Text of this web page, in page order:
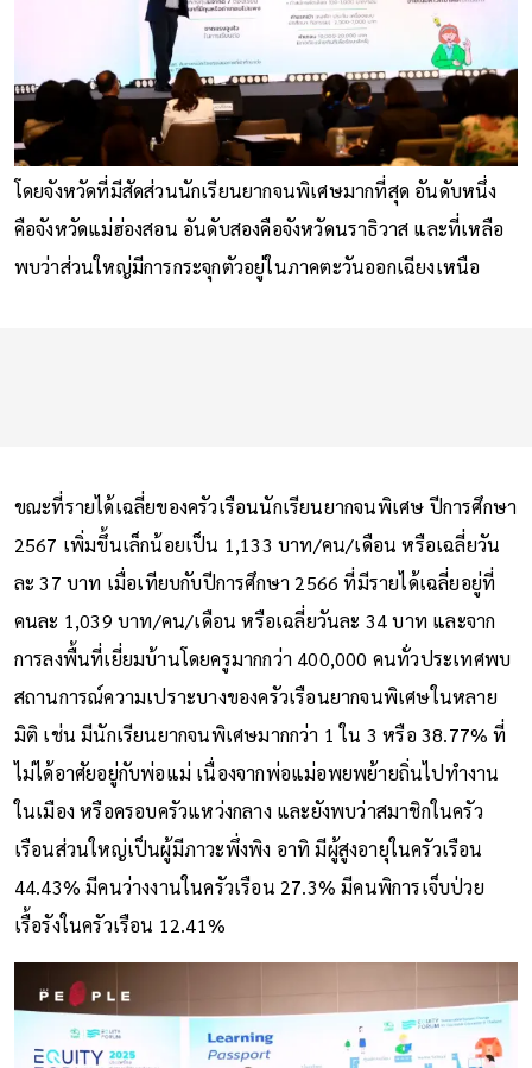
โดยจังหวัดที่มีสัดส่วนนักเรียนยากจนพิเศษมากที่สุด อันดับหนึ่ง
คือจังหวัดแม่ฮ่องสอน อันดับสองคือจังหวัดนราธิวาส และที่เหลือ
พบว่าส่วนใหญ่มีการกระจุกตัวอยู่ในภาคตะวันออกเฉียงเหนือ
ขณะที่รายได้เฉลี่ยของครัวเรือนนักเรียนยากจนพิเศษ ปีการศึกษา
2567 เพิ่มขึ้นเล็กน้อยเป็น 1,133 บาท/คน/เดือน หรือเฉลี่ยวัน
ละ 37 บาท เมื่อเทียบกับปีการศึกษา 2566 ที่มีรายได้เฉลี่ยอยู่ที่
คนละ 1,039 บาท/คน/เดือน หรือเฉลี่ยวันละ 34 บาท และจาก
การลงพื้นที่เยี่ยมบ้านโดยครูมากกว่า 400,000 คนทั่วประเทศพบ
สถานการณ์ความเปราะบางของครัวเรือนยากจนพิเศษในหลาย
มิติ เช่น มีนักเรียนยากจนพิเศษมากกว่า 1 ใน 3 หรือ 38.77% ที่
ไม่ได้อาศัยอยู่กับพ่อแม่ เนื่องจากพ่อแม่อพยพย้ายถิ่นไปทำงาน
ในเมือง หรือครอบครัวแหว่งกลาง และยังพบว่าสมาชิกในครัว
เรือนส่วนใหญ่เป็นผู้มีภาวะพึ่งพิง อาทิ มีผู้สูงอายุในครัวเรือน
44.43% มีคนว่างงานในครัวเรือน 27.3% มีคนพิการเจ็บป่วย
เรื้อรังในครัวเรือน 12.41%